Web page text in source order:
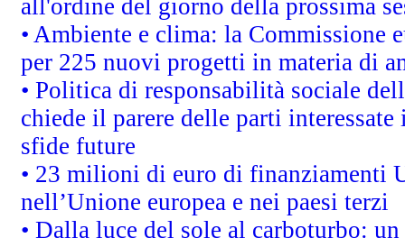
all'ordine del giorno della prossima
• Ambiente e clima: la Commissione
per 225 nuovi progetti in materia di
• Politica di responsabilità sociale
chiede il parere delle parti
sfide future
• 23 milioni di euro di finanziamenti
nell’Unione europea e nei paesi terzi
• Dalla luce del sole al carboturbo: